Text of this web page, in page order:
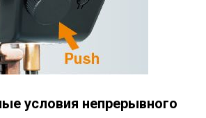
условия непрерывного